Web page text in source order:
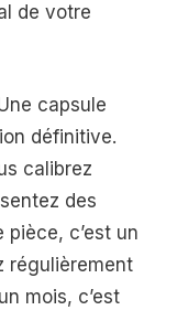
de votre
capsule
définitive.
calibrez
des
c’est un
régulièrement
mois, c’est